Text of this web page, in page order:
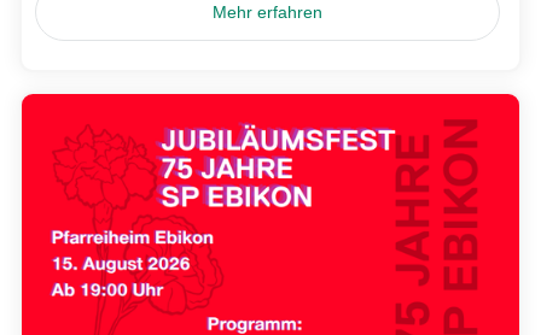
Mehr erfahren